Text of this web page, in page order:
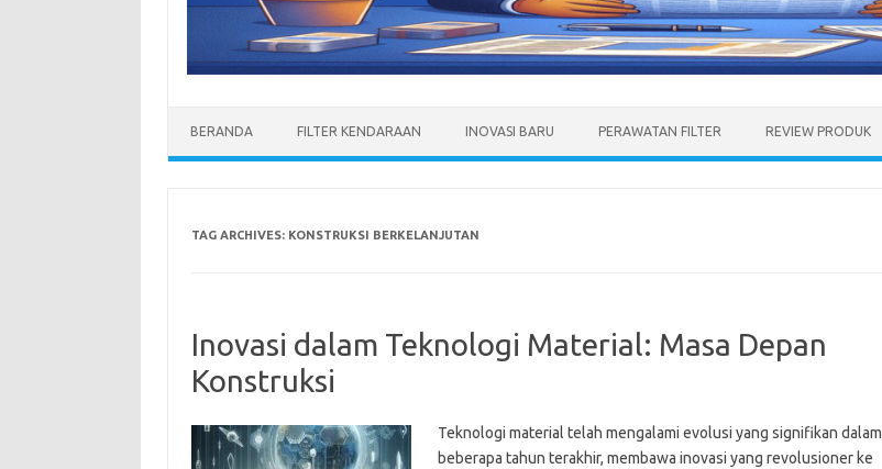
BERANDA FILTER KENDARAAN INOVASI BARU PERAWATAN FILTER REVIEW PRODUK
TAG ARCHIVES: KONSTRUKSI BERKELANJUTAN
Inovasi dalam Teknologi Material: Masa Depan
Konstruksi
Teknologi material telah mengalami evolusi yang signifikan dalam
beberapa tahun terakhir, membawa inovasi yang revolusioner ke